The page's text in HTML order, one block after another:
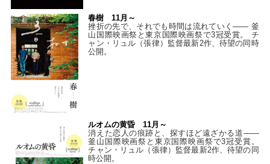
春樹 11月～
挫折の先で、それでも時間は流れていく—— 釜
山国際映画祭と東京国際映画祭で3冠受賞。 チ
ャン・リュル（張律）監督最新2作、待望の同時
公開。
ルオムの黄昏 11月～
消えた恋人の痕跡と、探すほど遠ざかる道——
釜山国際映画祭と東京国際映画祭で3冠受賞。
チャン・リュル（張律）監督最新2作、待望の同
時公開。